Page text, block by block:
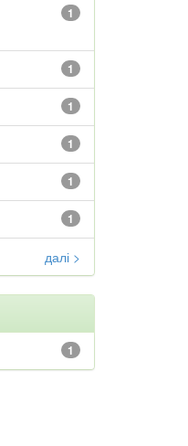
1
1
1
1
1
1
далі >
1